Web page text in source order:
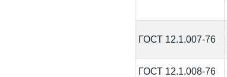
ГОСТ 12.1.007-76
ГОСТ 12.1.008-76